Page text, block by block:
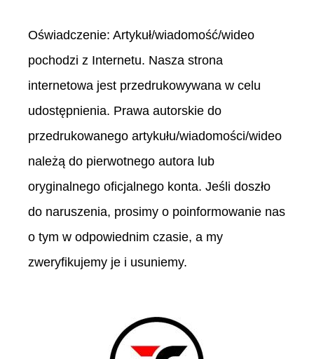
Oświadczenie: Artykuł/wiadomość/wideo
pochodzi z Internetu. Nasza strona
internetowa jest przedrukowywana w celu
udostępnienia. Prawa autorskie do
przedrukowanego artykułu/wiadomości/wideo
należą do pierwotnego autora lub
oryginalnego oficjalnego konta. Jeśli doszło
do naruszenia, prosimy o poinformowanie nas
o tym w odpowiednim czasie, a my
zweryfikujemy je i usuniemy.